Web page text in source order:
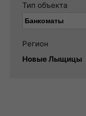
Тип объекта
Регион
Новые Лыщицы